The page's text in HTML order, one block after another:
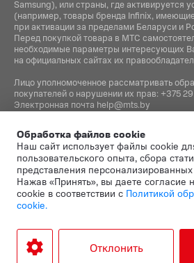
Samsung), или страны, где активируется
(например, товары бренда Infiniх,
при активации за пределами Беларуси и
Перед покупкой товара в МТС
необходимые параметры интересующих
на официальных сайтах их
Лицо уполномоченное рассматривать
покупателей о нарушении их прав: +375
Электронная почта help@mts.by
распорядительных органов по месту
регистрации СООО «Мобильные
уполномоченных рассматривать
+375 17 215-14-65
reCAPTCHA, а также
применяются
Google
Обработка файлов cookie
Наш сайт использует файлы cookie
пользовательского опыта, сбора
представления
Нажав «Принять», вы даете согласие
cookie в соответствии с Политикой
cookie.
Отклонить